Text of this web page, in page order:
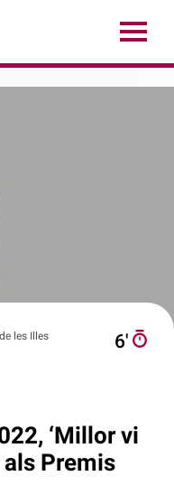
les Illes
6′
‘Millor vi
als Premis